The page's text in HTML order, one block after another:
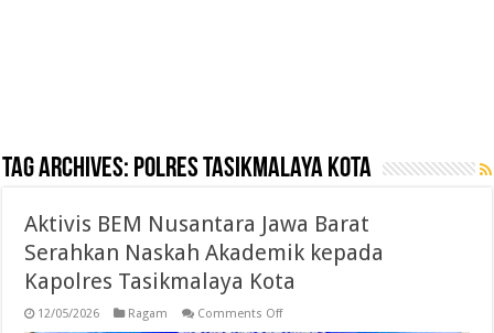
Tag Archives: Polres Tasikmalaya Kota
Aktivis BEM Nusantara Jawa Barat
Serahkan Naskah Akademik kepada
Kapolres Tasikmalaya Kota
12/05/2026 Ragam Comments Offon